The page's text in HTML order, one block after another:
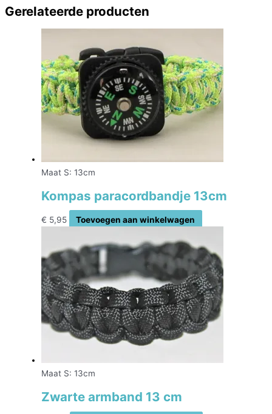
Gerelateerde producten
Maat S: 13cm
Kompas paracordbandje 13cm
€ 5,95 Toevoegen aan winkelwagen
Maat S: 13cm
Zwarte armband 13 cm